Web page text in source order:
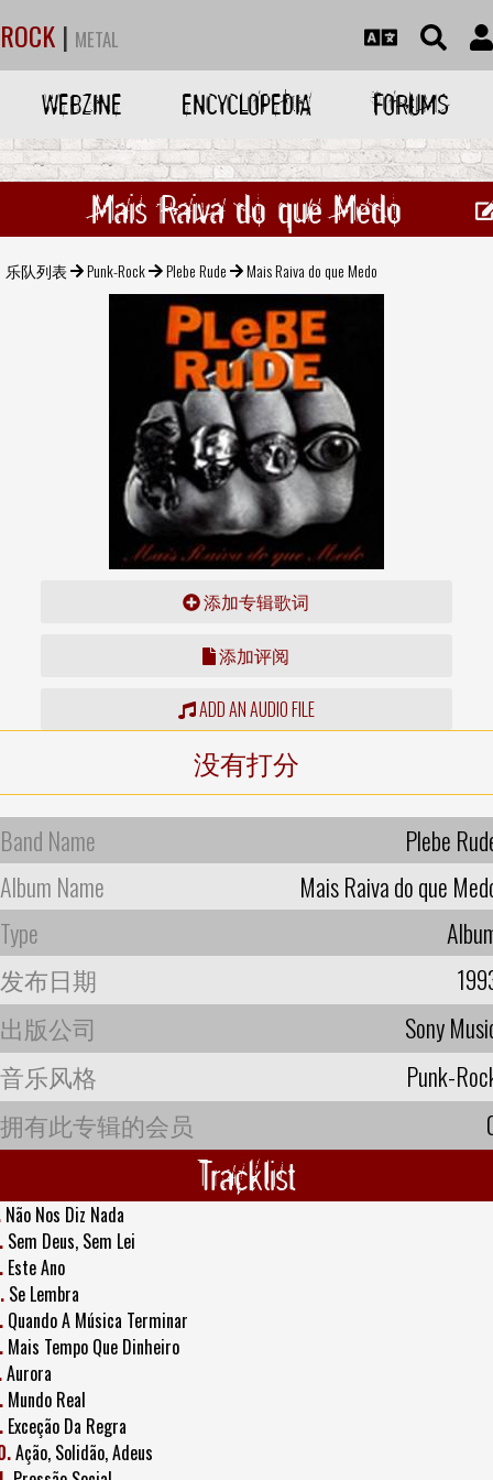
ROCK | METAL
WEBZINE ENCYCLOPEDIA FORUMS
Mais Raiva do que Medo
乐队列表 Punk-Rock Plebe Rude Mais Raiva do que Medo
添加专辑歌词
添加评阅
ADD AN AUDIO FILE
没有打分
Band Name
Plebe
Album Name
Mais Raiva do que
Type
发布日期
出版公司
Sony
音乐风格
Punk-
拥有此专辑的会员
Tracklist
Não Nos Diz Nada
Sem Deus, Sem Lei
Este Ano
Se Lembra
Quando A Música Terminar
Mais Tempo Que Dinheiro
Aurora
Mundo Real
Exceção Da Regra
Ação, Solidão, Adeus